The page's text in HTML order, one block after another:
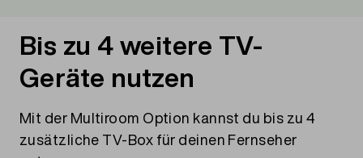
Bis zu 4 weitere TV-
Geräte nutzen
Mit der Multiroom Option kannst du bis zu 4
zusätzliche TV-Box für deinen Fernseher